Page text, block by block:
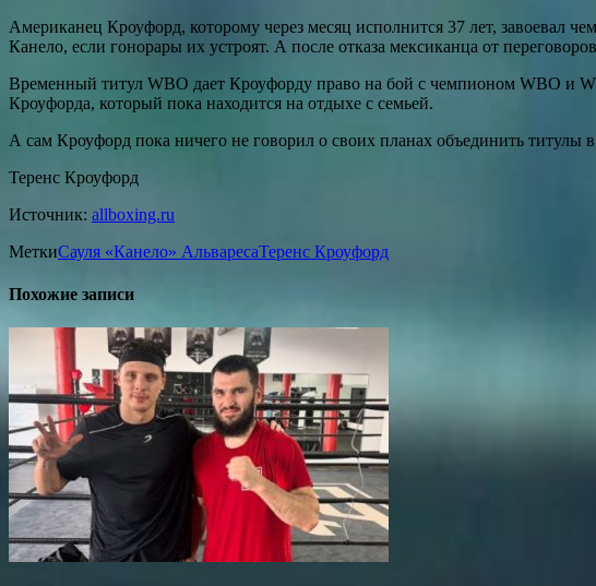
Американец Кроуфорд, которому через месяц исполнится 37 лет, завоевал
Канело, если гонорары их устроят. А после отказа мексиканца от
Временный титул WBO дает Кроуфорду право на бой с чемпионом WBO и
Кроуфорда, который пока находится на отдыхе с семьей.
А сам Кроуфорд пока ничего не говорил о своих планах объединить титулы в
Теренс Кроуфорд
Источник: allboxing.ru
МеткиСауля «Канело» АльваресаТеренс Кроуфорд
Похожие записи